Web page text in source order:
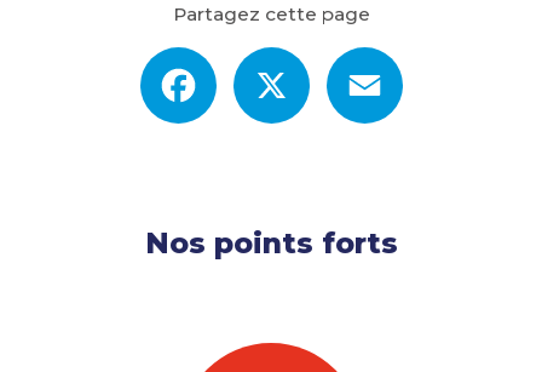
Partagez cette page
Facebook
Nos points forts